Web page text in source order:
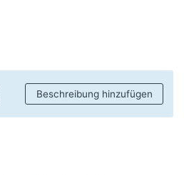
Beschreibung hinzufügen